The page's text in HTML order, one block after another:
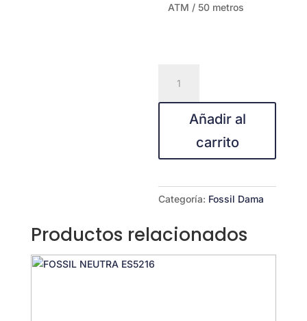
ATM / 50 metros
BQ3182
cantidad
Añadir al
carrito
Categoría: Fossil Dama
Productos relacionados